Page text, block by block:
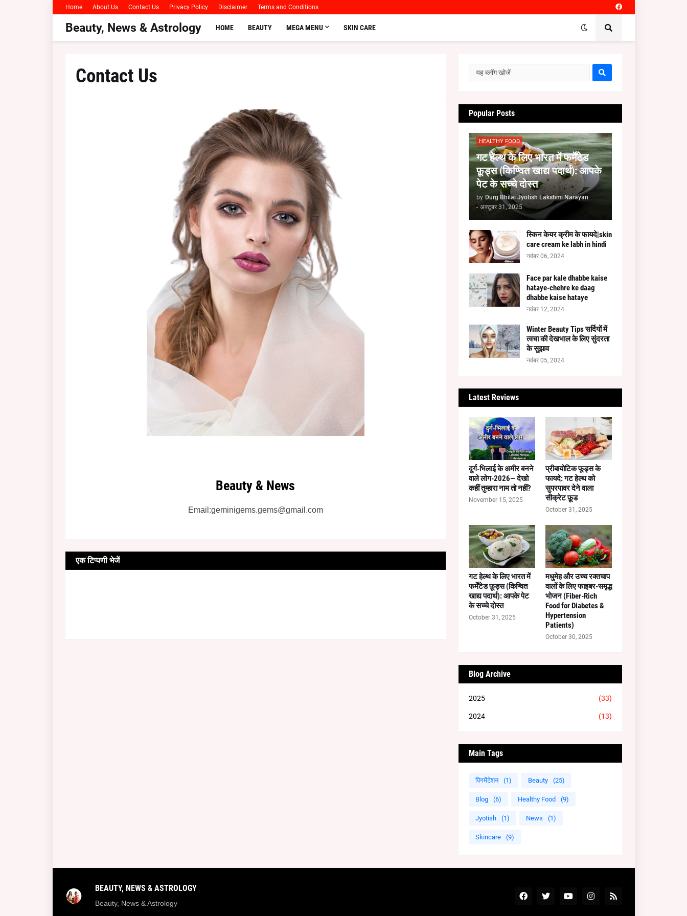
Home About Us Contact Us Privacy Policy Disclaimer Terms and Conditions
Beauty, News & Astrology HOME BEAUTY MEGA MENU SKIN CARE
Contact Us
Beauty & News
Email:geminigems.gems@gmail.com
एक टिप्पणी भेजें
Popular Posts
HEALTHY FOOD
गट हेल्थ के लिए भारत में फर्मेंटेड
फ़ूड्स (किण्वित खाद्य पदार्थ): आपके
पेट के सच्चे दोस्त
by Durg Bhilai Jyotish Lakshmi Narayan
- अक्टूबर 31, 2025
स्किन केयर क्रीम के फायदे|skin
care cream ke labh in hindi
नवंबर 06, 2024
Face par kale dhabbe kaise
hataye-chehre ke daag
dhabbe kaise hataye
नवंबर 12, 2024
Winter Beauty Tips सर्दियों में
त्वचा की देखभाल के लिए सुंदरता
के सुझाव
नवंबर 05, 2024
Latest Reviews
दुर्ग-भिलाई के अमीर बनने
वाले लोग-2026— देखो
कहीं तुम्हारा नाम तो नहीं?
November 15, 2025
प्रीबायोटिक फूड्स के
फायदे: गट हेल्थ को
सुपरपावर देने वाला
सीक्रेट फ़ूड
October 31, 2025
गट हेल्थ के लिए भारत में
फर्मेंटेड फ़ूड्स (किण्वित
खाद्य पदार्थ): आपके पेट
के सच्चे दोस्त
October 31, 2025
मधुमेह और उच्च रक्तचाप
वालों के लिए फाइबर-समृद्ध
भोजन (Fiber-Rich
Food for Diabetes &
Hypertension
Patients)
October 30, 2025
Blog Archive
2025 (33)
2024 (13)
Main Tags
पिगमेंटेशन (1) Beauty (25)
Blog (6) Healthy Food (9)
Jyotish (1) News (1)
Skincare (9)
BEAUTY, NEWS & ASTROLOGY
Beauty, News & Astrology